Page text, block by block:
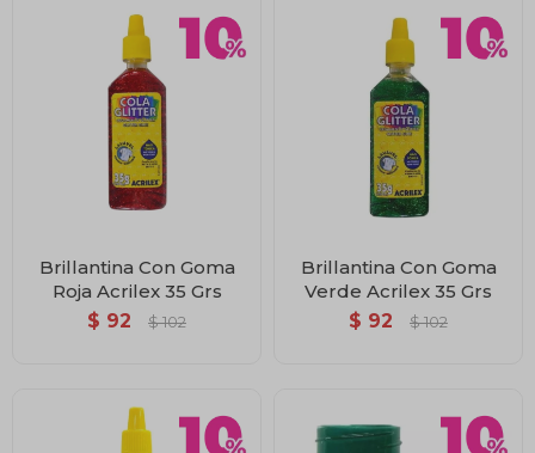
Brillantina Con Goma
Roja Acrilex 35 Grs
$ 92 $ 102
Brillantina Con Goma
Verde Acrilex 35 Grs
$ 92 $ 102